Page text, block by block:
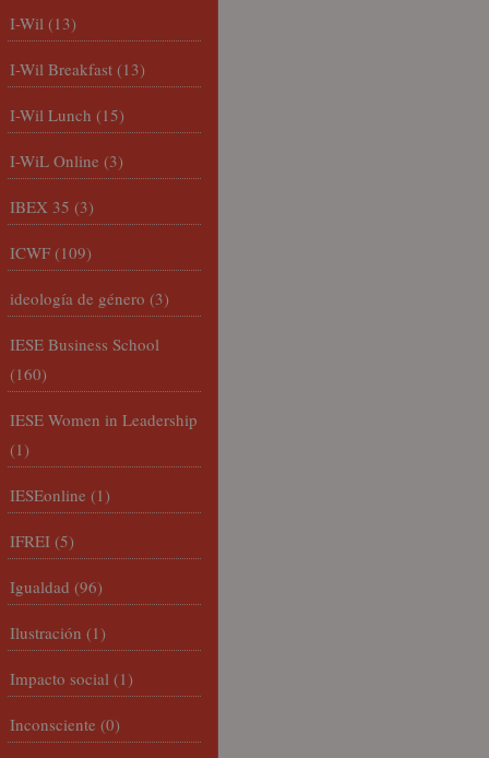
I-Wil (13)
I-Wil Breakfast (13)
I-Wil Lunch (15)
I-WiL Online (3)
IBEX 35 (3)
ICWF (109)
ideología de género (3)
IESE Business School
(160)
IESE Women in Leadership
(1)
IESEonline (1)
IFREI (5)
Igualdad (96)
Ilustración (1)
Impacto social (1)
Inconsciente (0)